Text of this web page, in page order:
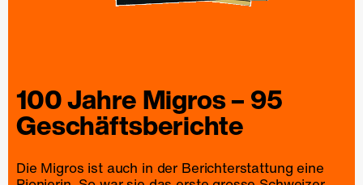
100 JahreMigros– 95
Geschäfts­berichte
Die Migros ist auch in der Berichterstattung eine